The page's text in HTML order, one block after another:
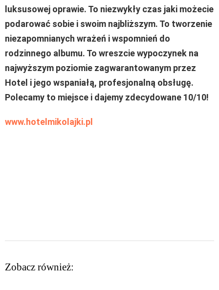
luksusowej oprawie. To niezwykły czas jaki możecie
podarować sobie i swoim najbliższym. To tworzenie
niezapomnianych wrażeń i wspomnień do
rodzinnego albumu. To wreszcie wypoczynek na
najwyższym poziomie zagwarantowanym przez
Hotel i jego wspaniałą, profesjonalną obsługę.
Polecamy to miejsce i dajemy zdecydowane 10/10!
www.hotelmikolajki.pl
Zobacz również: